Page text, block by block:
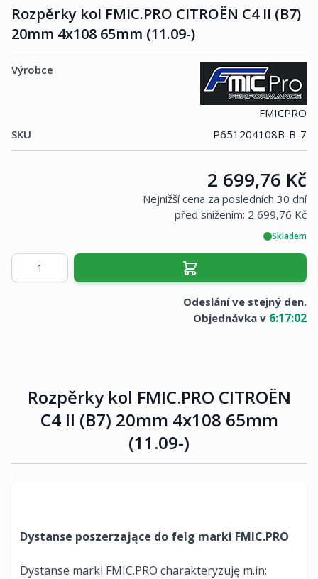
Rozpěrky kol FMIC.PRO CITROËN C4 II (B7)
20mm 4x108 65mm (11.09-)
Výrobce
FMICPRO
SKU
P651204108B-B-7
Cena:
2 699,76 Kč
Nejnižší cena za posledních 30 dní
před snížením: 2 699,76 Kč
Skladem
Množství
Odeslání ve stejný den.
Objednávka v 6:17:02
Rozpěrky kol FMIC.PRO CITROËN
C4 II (B7) 20mm 4x108 65mm
(11.09-)
Dystanse poszerzające do felg marki FMIC.PRO
Dystanse marki FMIC.PRO charakteryzuję m.in: